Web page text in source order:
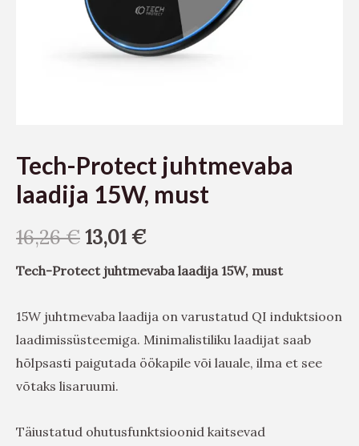
Tech-Protect juhtmevaba
laadija 15W, must
16,26€13,01€
Tech-Protect juhtmevaba laadija 15W, must
15W juhtmevaba laadija on varustatud QI induktsioon
laadimissüsteemiga. Minimalistiliku laadijat saab
hõlpsasti paigutada öökapile või lauale, ilma et see
võtaks lisaruumi.
Täiustatud ohutusfunktsioonid kaitsevad